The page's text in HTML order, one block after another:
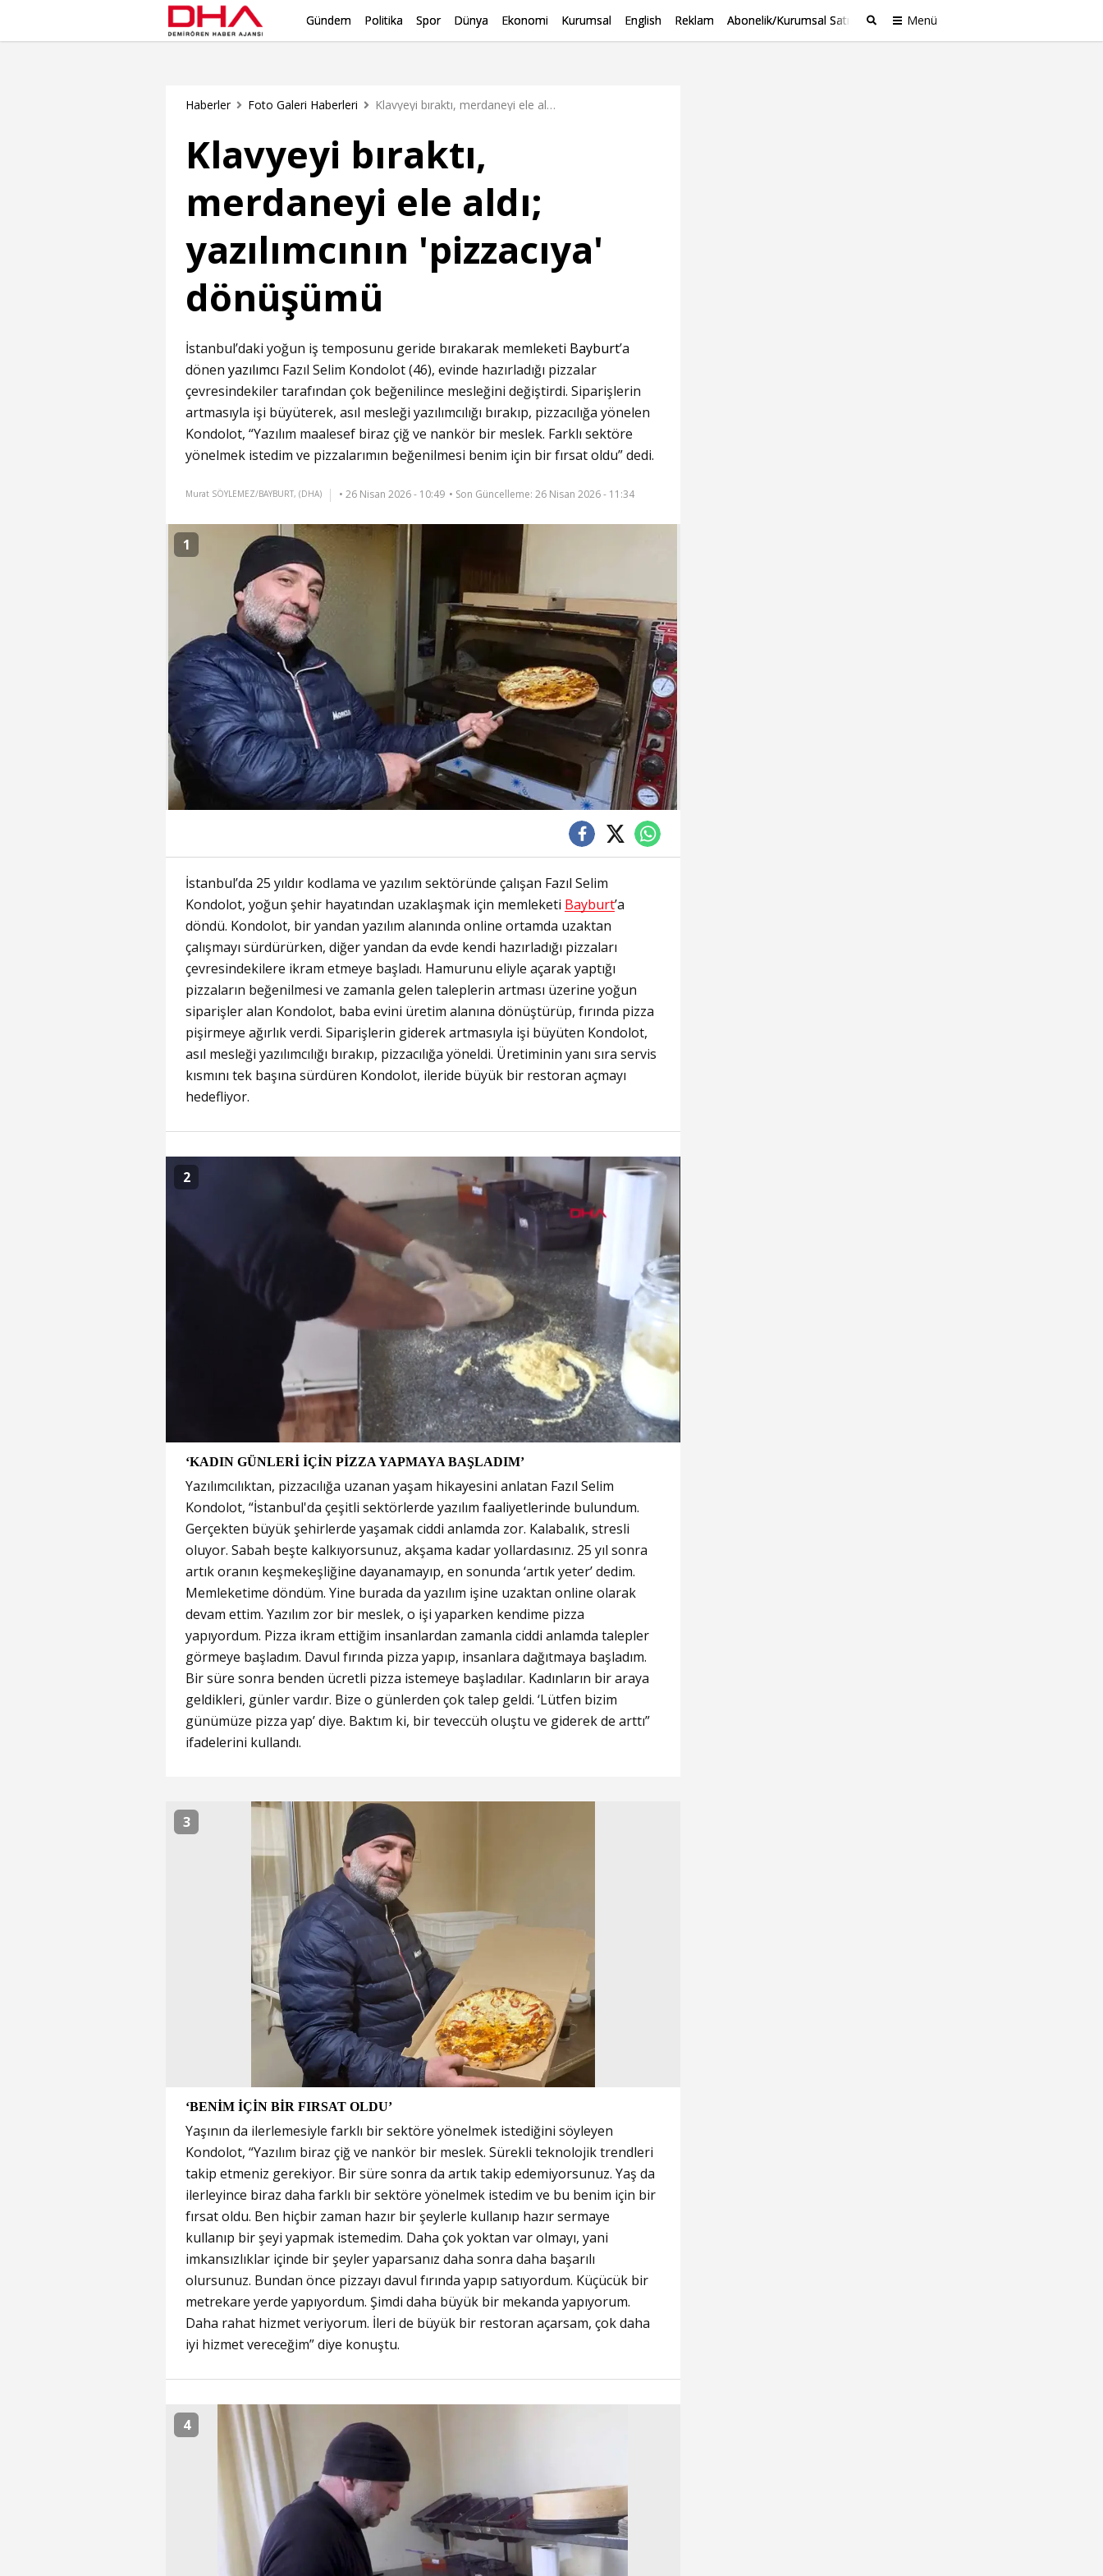
Gündem Politika Spor Dünya Ekonomi Kurumsal English Reklam Abonelik/Kurumsal Satış Menü
Haberler Foto Galeri Haberleri Klavyeyi bıraktı, merdaneyi ele aldı; yazılımcının 'pizzacıya' dönüşümü
Klavyeyi bıraktı,
merdaneyi ele aldı;
yazılımcının 'pizzacıya'
dönüşümü
İstanbul’daki yoğun iş temposunu geride bırakarak memleketi Bayburt’a
dönen yazılımcı Fazıl Selim Kondolot (46), evinde hazırladığı pizzalar
çevresindekiler tarafından çok beğenilince mesleğini değiştirdi. Siparişlerin
artmasıyla işi büyüterek, asıl mesleği yazılımcılığı bırakıp, pizzacılığa yönelen
Kondolot, “Yazılım maalesef biraz çiğ ve nankör bir meslek. Farklı sektöre
yönelmek istedim ve pizzalarımın beğenilmesi benim için bir fırsat oldu” dedi.
Murat SÖYLEMEZ/BAYBURT, (DHA) • 26 Nisan 2026 - 10:49 • Son Güncelleme: 26 Nisan 2026 - 11:34
1
İstanbul’da 25 yıldır kodlama ve yazılım sektöründe çalışan Fazıl Selim
Kondolot, yoğun şehir hayatından uzaklaşmak için memleketi Bayburt’a
döndü. Kondolot, bir yandan yazılım alanında online ortamda uzaktan
çalışmayı sürdürürken, diğer yandan da evde kendi hazırladığı pizzaları
çevresindekilere ikram etmeye başladı. Hamurunu eliyle açarak yaptığı
pizzaların beğenilmesi ve zamanla gelen taleplerin artması üzerine yoğun
siparişler alan Kondolot, baba evini üretim alanına dönüştürüp, fırında pizza
pişirmeye ağırlık verdi. Siparişlerin giderek artmasıyla işi büyüten Kondolot,
asıl mesleği yazılımcılığı bırakıp, pizzacılığa yöneldi. Üretiminin yanı sıra servis
kısmını tek başına sürdüren Kondolot, ileride büyük bir restoran açmayı
hedefliyor.
2
‘KADIN GÜNLERİ İÇİN PİZZA YAPMAYA BAŞLADIM’
Yazılımcılıktan, pizzacılığa uzanan yaşam hikayesini anlatan Fazıl Selim
Kondolot, “İstanbul'da çeşitli sektörlerde yazılım faaliyetlerinde bulundum.
Gerçekten büyük şehirlerde yaşamak ciddi anlamda zor. Kalabalık, stresli
oluyor. Sabah beşte kalkıyorsunuz, akşama kadar yollardasınız. 25 yıl sonra
artık oranın keşmekeşliğine dayanamayıp, en sonunda ‘artık yeter’ dedim.
Memleketime döndüm. Yine burada da yazılım işine uzaktan online olarak
devam ettim. Yazılım zor bir meslek, o işi yaparken kendime pizza
yapıyordum. Pizza ikram ettiğim insanlardan zamanla ciddi anlamda talepler
görmeye başladım. Davul fırında pizza yapıp, insanlara dağıtmaya başladım.
Bir süre sonra benden ücretli pizza istemeye başladılar. Kadınların bir araya
geldikleri, günler vardır. Bize o günlerden çok talep geldi. ‘Lütfen bizim
günümüze pizza yap’ diye. Baktım ki, bir teveccüh oluştu ve giderek de arttı”
ifadelerini kullandı.
3
‘BENİM İÇİN BİR FIRSAT OLDU’
Yaşının da ilerlemesiyle farklı bir sektöre yönelmek istediğini söyleyen
Kondolot, “Yazılım biraz çiğ ve nankör bir meslek. Sürekli teknolojik trendleri
takip etmeniz gerekiyor. Bir süre sonra da artık takip edemiyorsunuz. Yaş da
ilerleyince biraz daha farklı bir sektöre yönelmek istedim ve bu benim için bir
fırsat oldu. Ben hiçbir zaman hazır bir şeylerle kullanıp hazır sermaye
kullanıp bir şeyi yapmak istemedim. Daha çok yoktan var olmayı, yani
imkansızlıklar içinde bir şeyler yaparsanız daha sonra daha başarılı
olursunuz. Bundan önce pizzayı davul fırında yapıp satıyordum. Küçücük bir
metrekare yerde yapıyordum. Şimdi daha büyük bir mekanda yapıyorum.
Daha rahat hizmet veriyorum. İleri de büyük bir restoran açarsam, çok daha
iyi hizmet vereceğim” diye konuştu.
4